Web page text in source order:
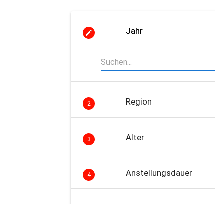
Jahr
2 Region
3 Alter
4 Anstellungsdauer